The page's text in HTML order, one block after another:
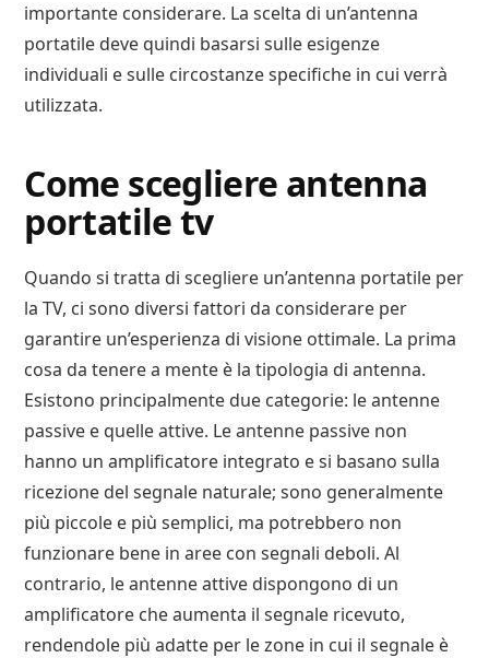
importante considerare. La scelta di un’antenna
portatile deve quindi basarsi sulle esigenze
individuali e sulle circostanze specifiche in cui verrà
utilizzata.
Come scegliere antenna
portatile tv
Quando si tratta di scegliere un’antenna portatile per
la TV, ci sono diversi fattori da considerare per
garantire un’esperienza di visione ottimale. La prima
cosa da tenere a mente è la tipologia di antenna.
Esistono principalmente due categorie: le antenne
passive e quelle attive. Le antenne passive non
hanno un amplificatore integrato e si basano sulla
ricezione del segnale naturale; sono generalmente
più piccole e più semplici, ma potrebbero non
funzionare bene in aree con segnali deboli. Al
contrario, le antenne attive dispongono di un
amplificatore che aumenta il segnale ricevuto,
rendendole più adatte per le zone in cui il segnale è